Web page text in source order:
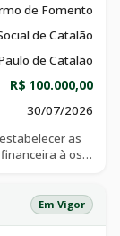
não
emenda.
de Fomento
de Catalão
de Catalão
R$ 100.000,00
30/07/2026
as
à osc
a assistência e
Em Vigor